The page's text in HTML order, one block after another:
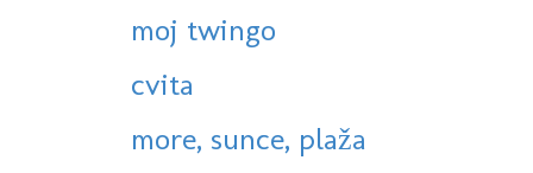
moj twingo
cvita
more, sunce, plaža